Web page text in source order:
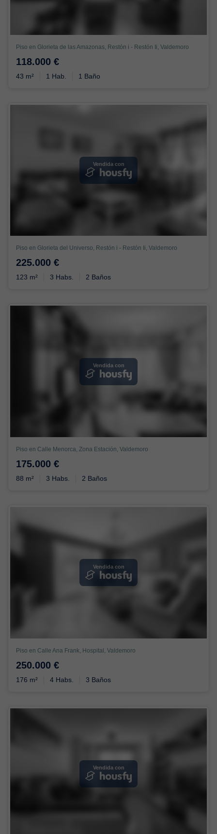
Piso en Glorieta de las Amazonas, Restón i - Restón Ii, Valdemoro
118.000 €
43 m² 1 Hab. 1 Baño
Vendida con
Piso en Glorieta del Universo, Restón i - Restón Ii, Valdemoro
225.000 €
123 m² 3 Habs. 2 Baños
Vendida con
Piso en Calle Menorca, Zona Estación, Valdemoro
175.000 €
88 m² 3 Habs. 2 Baños
Vendida con
Piso en Calle Ana Frank, Hospital, Valdemoro
250.000 €
176 m² 4 Habs. 3 Baños
Vendida con